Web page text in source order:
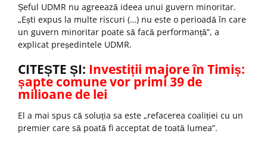
Șeful UDMR nu agreează ideea unui guvern minoritar.
„Ești expus la multe riscuri (…) nu este o perioadă în care
un guvern minoritar poate să facă performanță”, a
explicat președintele UDMR.
CITEȘTE ȘI: Investiții majore în Timiș:
șapte comune vor primi 39 de
milioane de lei
El a mai spus că soluția sa este „refacerea coaliției cu un
premier care să poată fi acceptat de toată lumea”.